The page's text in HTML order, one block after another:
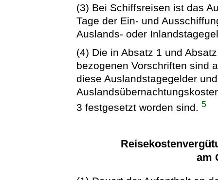
(3) Bei Schiffsreisen ist das
Tage der Ein- und
Auslands- oder
(4) Die in Absatz 1 und
bezogenen Vorschriften sind
diese Auslandstagegelder
3 festgesetzt worden sind.5
am